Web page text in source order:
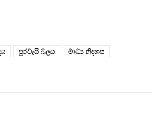
පුරවැසි බලය
මාධ්‍ය නිදහස